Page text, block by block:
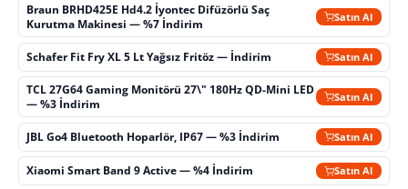
Braun BRHD425E Hd4.2 İyontec Difüzörlü Saç
Kurutma Makinesi — %7 İndirim
Satın Al
Schafer Fit Fry XL 5 Lt Yağsız Fritöz — İndirim Satın Al
TCL 27G64 Gaming Monitörü 27\" 180Hz QD-Mini LED
— %3 İndirim
Satın Al
JBL Go4 Bluetooth Hoparlör, IP67 — %3 İndirim Satın Al
Xiaomi Smart Band 9 Active — %4 İndirim Satın Al